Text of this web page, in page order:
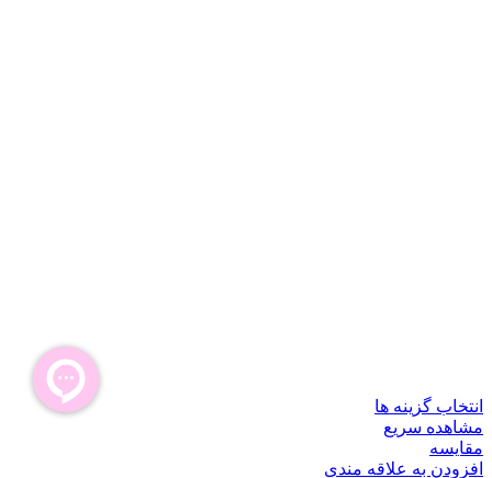
انتخاب گزینه ها
مشاهده سریع
مقایسه
افزودن به علاقه مندی